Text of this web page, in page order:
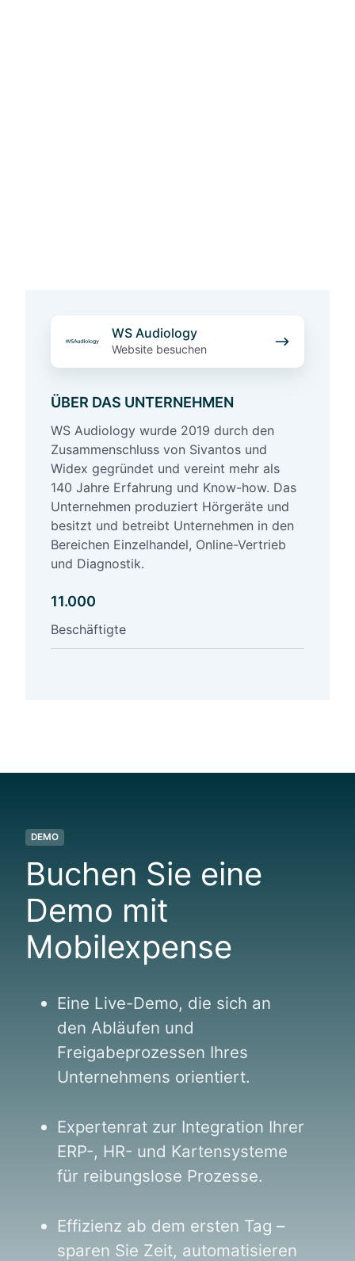
WS Audiology
Website besuchen
A
d
o
l
o
g
y
ÜBER DAS UNTERNEHMEN
WS Audiology wurde 2019 durch den
Zusammenschluss von Sivantos und
Widex gegründet und vereint mehr als
140 Jahre Erfahrung und Know-how. Das
Unternehmen produziert Hörgeräte und
besitzt und betreibt Unternehmen in den
Bereichen Einzelhandel, Online-Vertrieb
und Diagnostik.
11.000
Beschäftigte
DEMO
Buchen Sie eine
Demo mit
Mobilexpense
Eine Live-Demo, die sich an
den Abläufen und
Freigabeprozessen Ihres
Unternehmens orientiert.
Expertenrat zur Integration Ihrer
ERP-, HR- und Kartensysteme
für reibungslose Prozesse.
Effizienz ab dem ersten Tag –
sparen Sie Zeit, automatisieren